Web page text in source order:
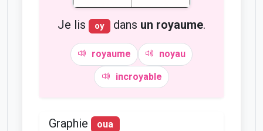
Je lis oy dans un royaume.
royaume noyau
incroyable
Graphie oua